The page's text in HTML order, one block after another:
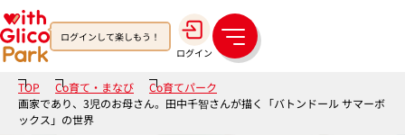
ログインして楽しもう！
ログイン
メ
ニ
ー
TOP Co育て・まなび
Co育てパーク
画家であり、3児のお母さん。田中千智さんが描く「バトンドール サマーボ
ックス」の世界